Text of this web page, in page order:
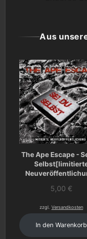
Aus
The Ape Escape -
5,00 €
zzgl.Versandkosten
In den Warenkorb